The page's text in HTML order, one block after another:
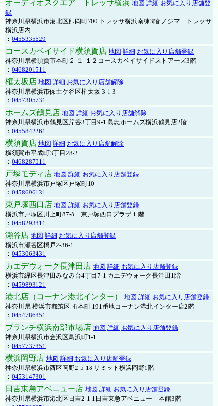
オーディオスクエア トレッサ横浜 地図 詳細 お気に入り店舗登
録
神奈川県横浜市港北区師岡町700 トレッサ横浜南棟3階 ノジマ トレッサ
横浜店内
： 0455335629
コースカベイサイド横須賀店 地図 詳細 お気に入り店舗登録
神奈川県横須賀市本町２-１-１２コースカベイサイドストアーズ3階
： 0468201511
権太坂店 地図 詳細 お気に入り店舗解除
神奈川県横浜市保土ケ谷区権太坂 3-1-3
： 0457305731
ホームズ鶴見店 地図 詳細 お気に入り店舗解除
神奈川県横浜市鶴見区岸谷3丁目9-1 島忠ホームズ横浜鶴見店2階
： 0455842261
横須賀店 地図 詳細 お気に入り店舗解除
横須賀市平成町3丁目28-2
： 0468287011
戸塚モディ店 地図 詳細 お気に入り店舗登録
神奈川県横浜市戸塚区戸塚町10
： 0458696131
東戸塚西口店 地図 詳細 お気に入り店舗登録
横浜市戸塚区川上町87-8 東戸塚西口プラザ１階
： 0458293811
瀬谷店 地図 詳細 お気に入り店舗登録
横浜市瀬谷区橋戸2-36-1
： 0453063431
カエデウォーク長津田店 地図 詳細 お気に入り店舗登録
横浜市緑区長津田みなみ台4丁目7-1 カエデウォーク長津田1階
： 0459893121
港北店（コーナン港北インター） 地図 詳細 お気に入り店舗登録
神奈川県 横浜市都筑区 折本町 191番地コーナン港北インター店2階
： 0454786851
ブランチ横浜南部市場店 地図 詳細 お気に入り店舗登録
神奈川県横浜市金沢区鳥浜町1-1
： 0457737851
横浜岡野店 地図 詳細 お気に入り店舗登録
神奈川県横浜市西区岡野2-5-18 サミット横浜岡野1階
： 0453147301
日吉東急アベニュー店 地図 詳細 お気に入り店舗登録
神奈川県横浜市港北区日吉2-1-1日吉東急アベニュー 本館3階